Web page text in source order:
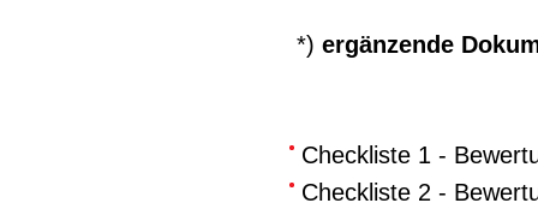
*) ergänzende
Checkliste 1 -
Checkliste 2 -